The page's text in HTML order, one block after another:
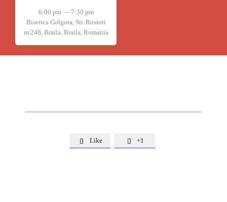
6:00 pm — 7:30 pm
Biserica Golgota, Str. Rosiori
nr.246, Braila, Braila, Romania
 Like  +1